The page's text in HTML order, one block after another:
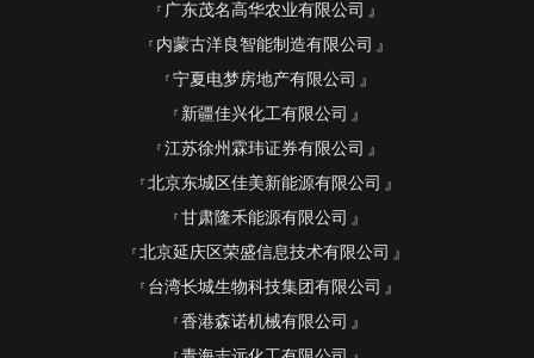
广东茂名高华农业有限公司
内蒙古洋良智能制造有限公司
宁夏电梦房地产有限公司
新疆佳兴化工有限公司
江苏徐州霖玮证券有限公司
北京东城区佳美新能源有限公司
甘肃隆禾能源有限公司
北京延庆区荣盛信息技术有限公司
台湾长城生物科技集团有限公司
香港森诺机械有限公司